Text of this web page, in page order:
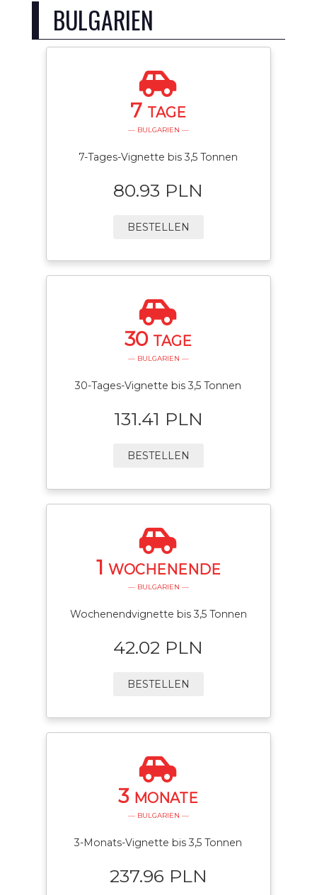
BULGARIEN
7 TAGE
— BULGARIEN —
7-Tages-Vignette bis 3,5 Tonnen
80.93 PLN
BESTELLEN
30 TAGE
— BULGARIEN —
30-Tages-Vignette bis 3,5 Tonnen
131.41 PLN
BESTELLEN
1 WOCHENENDE
— BULGARIEN —
Wochenendvignette bis 3,5 Tonnen
42.02 PLN
BESTELLEN
3 MONATE
— BULGARIEN —
3-Monats-Vignette bis 3,5 Tonnen
237.96 PLN